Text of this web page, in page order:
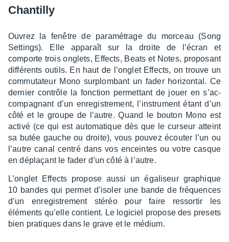
Chan­tilly
Ouvrez la fenêtre de para­mé­trage du morceau (Song
Settings). Elle appa­raît sur la droite de l’écran et
comporte trois onglets, Effects, Beats et Notes, propo­sant
diffé­rents outils. En haut de l’on­glet Effects, on trouve un
commu­ta­teur Mono surplom­bant un fader hori­zon­tal. Ce
dernier contrôle la fonc­tion permet­tant de jouer en s’ac­
com­pa­gnant d’un enre­gis­tre­ment, l’ins­tru­ment étant d’un
côté et le groupe de l’autre. Quand le bouton Mono est
activé (ce qui est auto­ma­tique dès que le curseur atteint
sa butée gauche ou droite), vous pouvez écou­ter l’un ou
l’autre canal centré dans vos enceintes ou votre casque
en déplaçant le fader d’un côté à l’autre.
L’on­glet Effects propose aussi un égali­seur graphique
10 bandes qui permet d’iso­ler une bande de fréquences
d’un enre­gis­tre­ment stéréo pour faire ressor­tir les
éléments qu’elle contient. Le logi­ciel propose des presets
bien pratiques dans le grave et le médium.